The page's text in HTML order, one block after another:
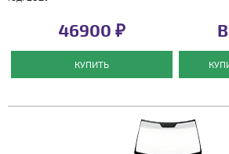
46900 ₽
КУПИТЬ